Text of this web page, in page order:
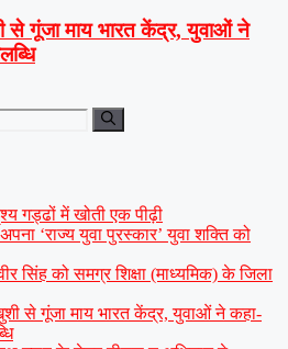
से गूंजा माय भारत केंद्र, युवाओं ने
गड्ढों में खोती एक पीढ़ी
‘राज्य युवा पुरस्कार’ युवा शक्ति को
सिंह को समग्र शिक्षा (माध्यमिक) के जिला
खुशी से गूंजा माय भारत केंद्र, युवाओं ने कहा-